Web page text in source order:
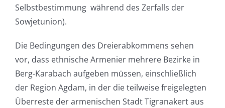
Selbstbestimmung während des Zerfalls der
Sowjetunion).
Die Bedingungen des Dreierabkommens sehen
vor, dass ethnische Armenier mehrere Bezirke in
Berg-Karabach aufgeben müssen, einschließlich
der Region Agdam, in der die teilweise freigelegten
Überreste der armenischen Stadt Tigranakert aus